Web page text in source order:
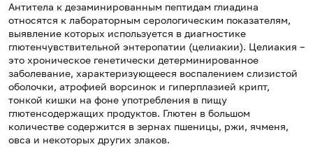
Антитела к дезаминированным пептидам глиадина
относятся к лабораторным серологическим показателям,
выявление которых используется в диагностике
глютенчувствительной энтеропатии (целиакии). Целиакия –
это хроническое генетически детерминированное
заболевание, характеризующееся воспалением слизистой
оболочки, атрофией ворсинок и гиперплазией крипт,
тонкой кишки на фоне употребления в пищу
глютенсодержащих продуктов. Глютен в большом
количестве содержится в зернах пшеницы, ржи, ячменя,
овса и некоторых других злаков.